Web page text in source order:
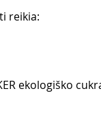
reikia:
ekologiško